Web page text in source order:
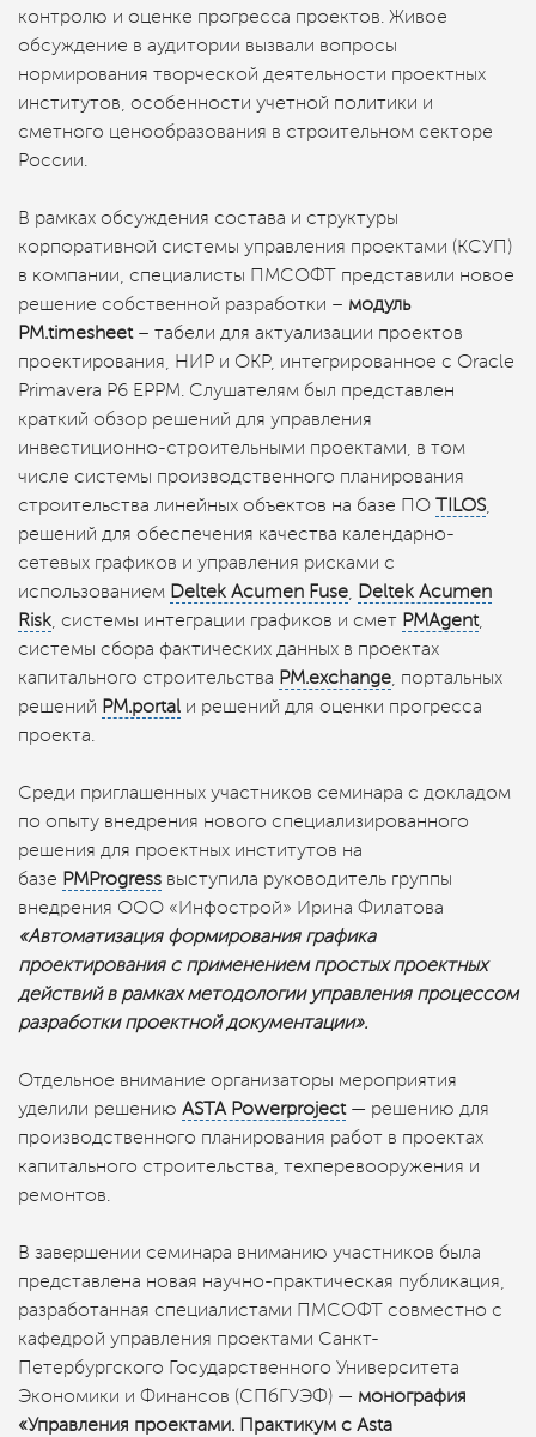
контролю и оценке прогресса проектов. Живое
обсуждение в аудитории вызвали вопросы
нормирования творческой деятельности проектных
институтов, особенности учетной политики и
сметного ценообразования в строительном секторе
России.
В рамках обсуждения состава и структуры
корпоративной системы управления проектами (КСУП)
в компании, специалисты ПМСОФТ представили новое
решение собственной разработки – модуль
PM.timesheet– табели для актуализации проектов
проектирования, НИР и ОКР, интегрированное с Oracle
Primavera P6 EPPM. Слушателям был представлен
краткий обзор решений для управления
инвестиционно-строительными проектами, в том
числе системы производственного планирования
строительства линейных объектов на базе ПО TILOS,
решений для обеспечения качества календарно-
сетевых графиков и управления рисками с
использованием Deltek Acumen Fuse Deltek Acumen
Risk , системы интеграции графиков и смет PMAgent,
системы сбора фактических данных в проектах
капитального строительства PM.exchange , портальных
решений PM.portal и решений для оценки прогресса
проекта.
Среди приглашенных участников семинара с докладом
по опыту внедрения нового специализированного
решения для проектных институтов на
базе PMProgress выступила руководитель группы
внедрения ООО «Инфострой» Ирина Филатова
«Автоматизация формирования графика
проектирования с применением простых проектных
действий в рамках методологии управления процессом
разработки проектной документации».
Отдельное внимание организаторы мероприятия
уделили решению ASTA Powerproject — решению для
производственного планирования работ в проектах
капитального строительства, техперевооружения и
ремонтов.
В завершении семинара вниманию участников была
представлена новая научно-практическая публикация,
разработанная специалистами ПМСОФТ совместно с
кафедрой управления проектами Санкт-
Петербургского Государственного Университета
Экономики и Финансов (СПбГУЭФ) — монография
«Управления проектами. Практикум с Asta